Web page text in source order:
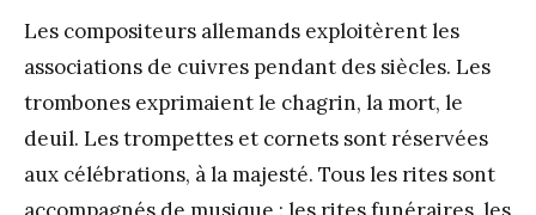
Les compositeurs allemands exploitèrent les
associations de cuivres pendant des siècles. Les
trombones exprimaient le chagrin, la mort, le
deuil. Les trompettes et cornets sont réservées
aux célébrations, à la majesté. Tous les rites sont